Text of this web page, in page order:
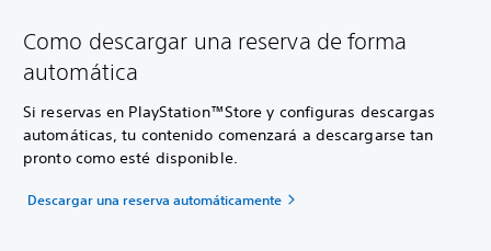
Como descargar una reserva de forma
automática
Si reservas en PlayStation™Store y configuras descargas
automáticas, tu contenido comenzará a descargarse tan
pronto como esté disponible.
Descargar una reserva automáticamente